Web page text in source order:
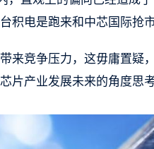
积电是跑来和中芯国际抢市
来竞争压力，这毋庸置疑
片产业发展未来的角度思考